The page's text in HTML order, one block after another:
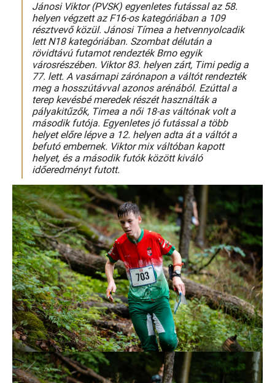
Jánosi Viktor (PVSK) egyenletes futással az 58.
helyen végzett az F16-os kategóriában a 109
résztvevő közül. Jánosi Tímea a hetvennyolcadik
lett N18 kategóriában. Szombat délután a
rövidtávú futamot rendezték Brno egyik
városrészében. Viktor 83. helyen zárt, Timi pedig a
77. lett. A vasárnapi zárónapon a váltót rendezték
meg a hosszútávval azonos arénából. Ezúttal a
terep kevésbé meredek részét használták a
pályakitűzők, Timea a női 18-as váltónak volt a
második futója. Egyenletes jó futással a több
helyet előre lépve a 12. helyen adta át a váltót a
befutó embernek. Viktor mix váltóban kapott
helyet, és a második futók között kiváló
időeredményt futott.